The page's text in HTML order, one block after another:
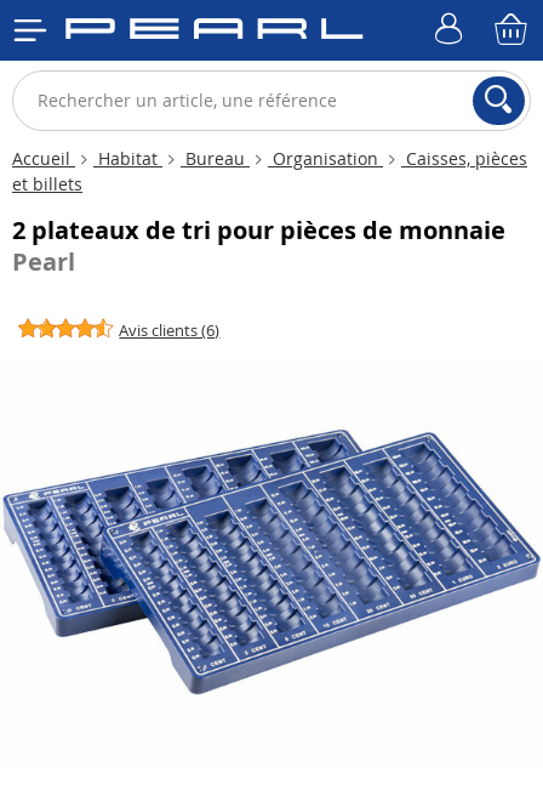
Accueil Habitat Bureau Organisation
Caisses, pièces
et billets
2 plateaux de tri pour pièces de monnaie
Pearl
Avis clients (6)